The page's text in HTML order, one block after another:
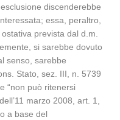
discenderebbe
essa, peraltro,
prevista dal d.m.
si sarebbe dovuto
senso, sarebbe
Stato, sez. III, n. 5739
“non può ritenersi
marzo 2008, art. 1,
a base del